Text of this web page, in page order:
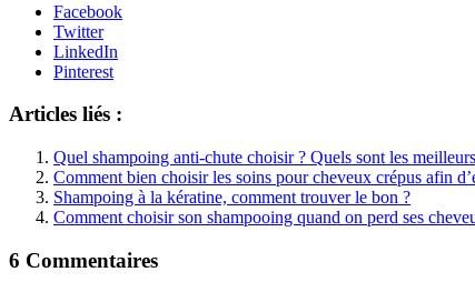
Facebook
Twitter
LinkedIn
Pinterest
Articles liés :
Quel shampoing anti-chute choisir ? Quels sont les
Comment bien choisir les soins pour cheveux crépus afin
Shampoing à la kératine, comment trouver le bon ?
Comment choisir son shampooing quand on perd ses
6 Commentaires